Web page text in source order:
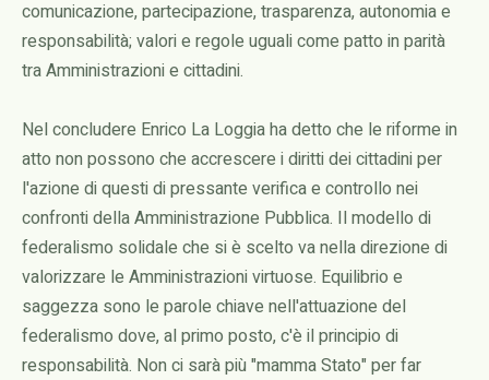
comunicazione, partecipazione, trasparenza, autonomia e
responsabilità; valori e regole uguali come patto in parità
tra Amministrazioni e cittadini.
Nel concludere Enrico La Loggia ha detto che le riforme in
atto non possono che accrescere i diritti dei cittadini per
l'azione di questi di pressante verifica e controllo nei
confronti della Amministrazione Pubblica. Il modello di
federalismo solidale che si è scelto va nella direzione di
valorizzare le Amministrazioni virtuose. Equilibrio e
saggezza sono le parole chiave nell'attuazione del
federalismo dove, al primo posto, c'è il principio di
responsabilità. Non ci sarà più "mamma Stato" per far